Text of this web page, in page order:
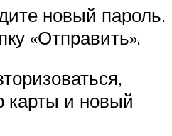
новый пароль.
«Отправить».
карты и новый